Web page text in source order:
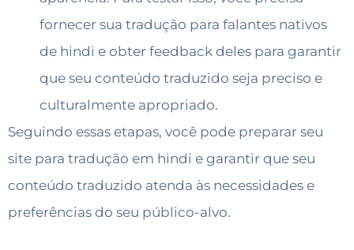
fornecer sua tradução para falantes nativos
de hindi e obter feedback deles para garantir
que seu conteúdo traduzido seja preciso e
culturalmente apropriado.
Seguindo essas etapas, você pode preparar seu
site para tradução em hindi e garantir que seu
conteúdo traduzido atenda às necessidades e
preferências do seu público-alvo.